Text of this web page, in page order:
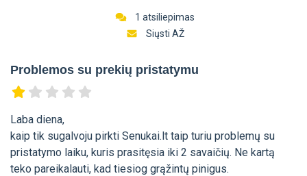
1 atsiliepimas
Siųsti AŽ
Problemos su prekių pristatymu
Laba diena,
kaip tik sugalvoju pirkti Senukai.lt taip turiu problemų su
pristatymo laiku, kuris prasitęsia iki 2 savaičių. Ne kartą
teko pareikalauti, kad tiesiog grąžintų pinigus.